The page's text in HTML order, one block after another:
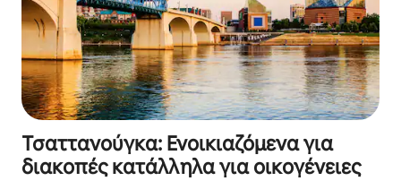
Τσαττανούγκα: Ενοικιαζόμενα για
διακοπές κατάλληλα για οικογένειες